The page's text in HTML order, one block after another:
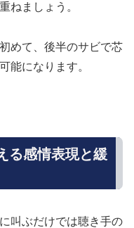
ねましょう。
めて、後半のサビで芯
能になります。
る感情表現と緩
叫ぶだけでは聴き手の